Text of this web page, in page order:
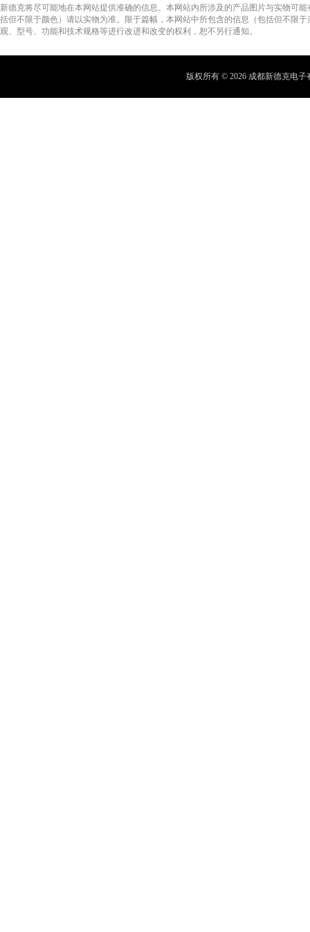
新德克将尽可能地在本网站提供准确的信息。本网站内所涉及的产品图片与实物可
括但不限于颜色）请以实物为准。限于篇幅，本网站中所包含的信息（包括但不限
观、型号、功能和技术规格等进行改进和改变的权利，恕不另行通知。
版权所有 © 2026 成都新德克电